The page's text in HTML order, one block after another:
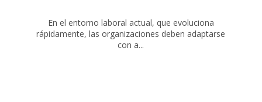
En el entorno laboral actual, que evoluciona
rápidamente, las organizaciones deben adaptarse
con a...